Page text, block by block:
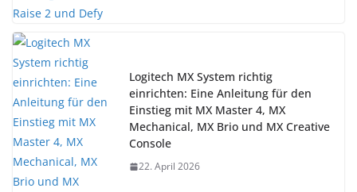
Logitech MX System richtig
einrichten: Eine Anleitung für den
Einstieg mit MX Master 4, MX
Mechanical, MX Brio und MX Creative
Console
22. April 2026